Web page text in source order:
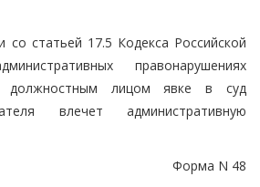
статьей 17.5 Кодекса Российской
правонарушениях
должностным лицом явке в суд
влечет административную
Форма N 48